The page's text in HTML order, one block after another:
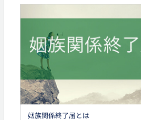
姻族関係終了届とは